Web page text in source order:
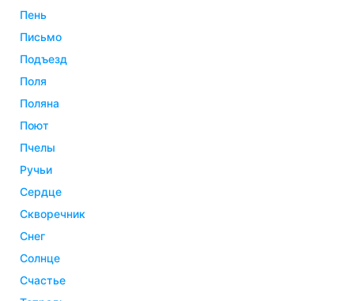
пень
письмо
подъезд
поля
поляна
поют
пчелы
ручьи
сердце
скворечник
снег
солнце
счастье